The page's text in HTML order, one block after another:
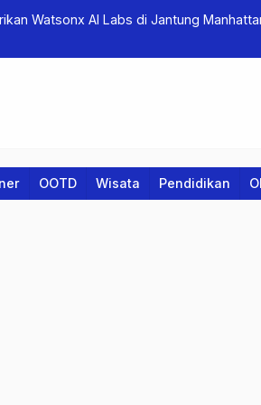
Berjuang di Perempat Final Piala Asia
OOTD Wisata Pendidikan